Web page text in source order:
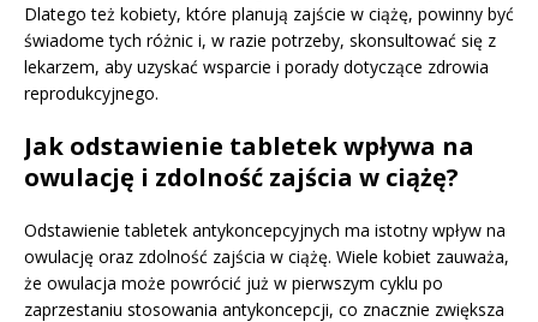
Dlatego też kobiety, które planują zajście w ciążę, powinny być
świadome tych różnic i, w razie potrzeby, skonsultować się z
lekarzem, aby uzyskać wsparcie i porady dotyczące zdrowia
reprodukcyjnego.
Jak odstawienie tabletek wpływa na
owulację i zdolność zajścia w ciążę?
Odstawienie tabletek antykoncepcyjnych ma istotny wpływ na
owulację oraz zdolność zajścia w ciążę. Wiele kobiet zauważa,
że owulacja może powrócić już w pierwszym cyklu po
zaprzestaniu stosowania antykoncepcji, co znacznie zwiększa